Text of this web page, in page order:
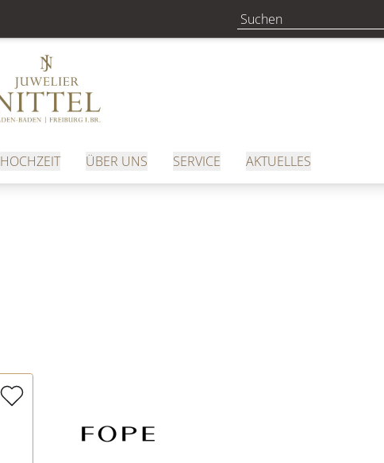
HOCHZEIT ÜBER UNS SERVICE AKTUELLES